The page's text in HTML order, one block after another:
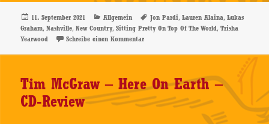
Sitting
Pretty
On
The
World
Veröffentlicht
am
11. September 2021 Kategorien
Allgemein Schlagwörter
Jon Pardi,Lauren Alaina,Lukas
Graham,Nashville,New Country,Sitting Pretty On Top Of The World,Trisha
Yearwood
Schreibe einen Kommentarzu Lauren Alaina – Sitting Pretty On Top
Tim McGraw – Here On Earth –
CD-Review